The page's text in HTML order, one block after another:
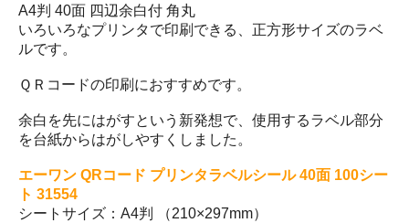
A4判 40面 四辺余白付 角丸
いろいろなプリンタで印刷できる、正方形サイズのラベ
ルです。
ＱＲコードの印刷におすすめです。
余白を先にはがすという新発想で、使用するラベル部分
を台紙からはがしやすくしました。
エーワン QRコード プリンタラベルシール 40面 100シー
ト 31554
シートサイズ：A4判 （210×297mm）